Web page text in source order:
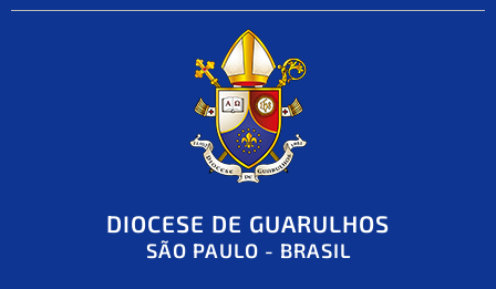
DIOCESE DE GUARULHOS
SÃO PAULO - BRASIL